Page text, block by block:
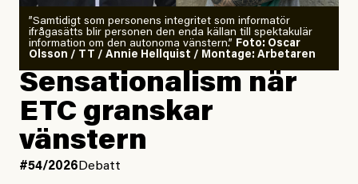
”Samtidigt som personens integritet som informatör
ifrågasätts blir personen den enda källan till spektakulär
information om den autonoma vänstern.” Foto: Oscar
Olsson / TT / Annie Hellquist / Montage: Arbetaren
Sensationalism när
ETC granskar
vänstern
#54/2026 Debatt